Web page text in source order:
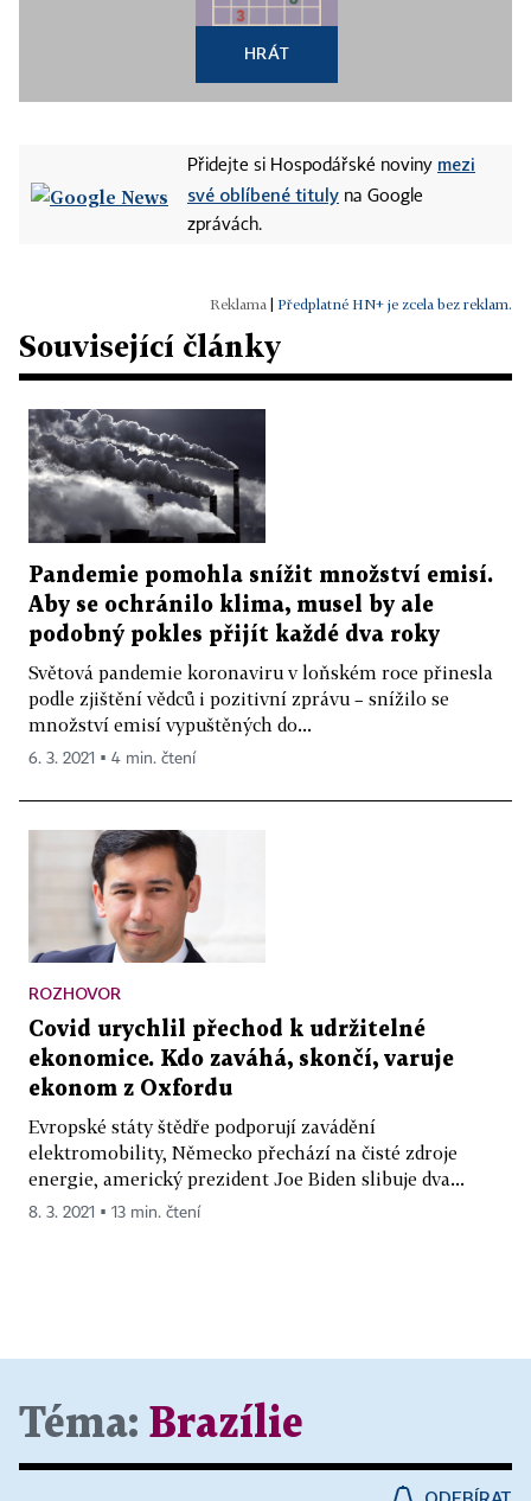
HRÁT
Přidejte si Hospodářské noviny mezi
své oblíbené tituly na Google
zprávách.
Předplatné HN+ je zcela bez reklam.
Související články
Pandemie pomohla snížit množství emisí.
Aby se ochránilo klima, musel by ale
podobný pokles přijít každé dva roky
Světová pandemie koronaviru v loňském roce přinesla
podle zjištění vědců i pozitivní zprávu – snížilo se
množství emisí vypuštěných do...
6. 3. 2021 ▪ 4 min. čtení
ROZHOVOR
Covid urychlil přechod k udržitelné
ekonomice. Kdo zaváhá, skončí, varuje
ekonom z Oxfordu
Evropské státy štědře podporují zavádění
elektromobility, Německo přechází na čisté zdroje
energie, americký prezident Joe Biden slibuje dva...
8. 3. 2021 ▪ 13 min. čtení
Téma: Brazílie